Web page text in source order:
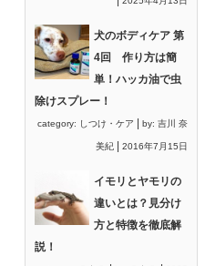
犬のボディケア 第
4回 作り方は簡
単！ハッカ油で虫
除けスプレー！
category: しつけ・ケア by: 吉川 奈
美紀 2016年7月15日
イモリとヤモリの
違いとは？見分け
方と特徴を徹底解
説！